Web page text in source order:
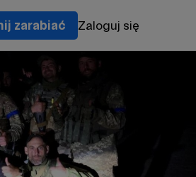
zarabiać Zaloguj się